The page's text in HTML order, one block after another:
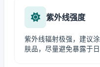
紫外线强度
紫外线辐射极强，建议
肤品，尽量避免暴露于日